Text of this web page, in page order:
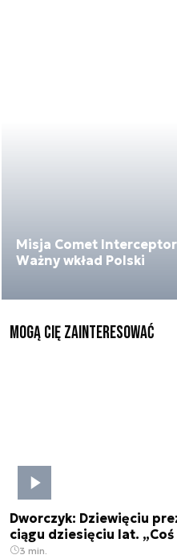
Misja Comet
Ważny wkład Polski
Mogą Cię zainteresować
Dworczyk: Dziewięciu
ciągu dziesięciu lat. „Coś
3 min.